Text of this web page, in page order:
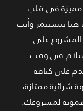
في قلب
هنا بتستثمر وأنت
على
في وقت
على كثافة
شرائية ممتازة،
لمشروعك.